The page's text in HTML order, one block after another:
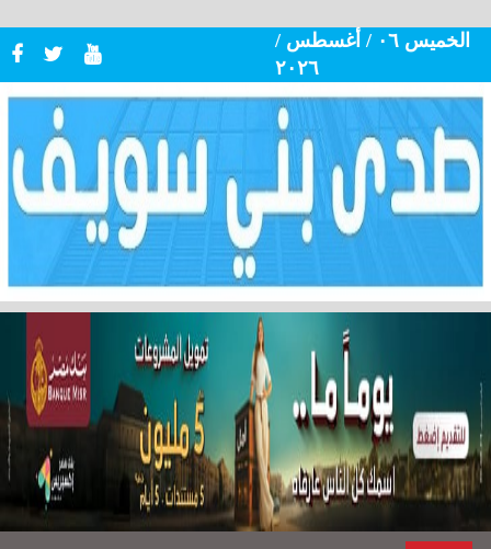
الخميس ٠٦ / أغسطس /
٢٠٢٦